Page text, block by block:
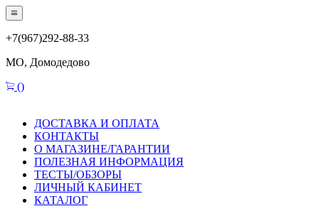
+7(967)292-88-33
МО, Домодедово
()
ДОСТАВКА И ОПЛАТА
КОНТАКТЫ
О МАГАЗИНЕ/ГАРАНТИИ
ПОЛЕЗНАЯ ИНФОРМАЦИЯ
ТЕСТЫ/ОБЗОРЫ
ЛИЧНЫЙ КАБИНЕТ
КАТАЛОГ